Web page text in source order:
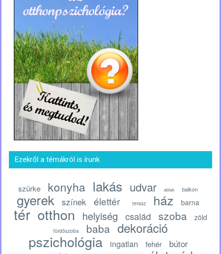
Ezekről a témákról is írunk
szürke konyha lakás udvar ablak balkon
gyerek színek élettér terasz ház barna
tér otthon helyiség család szoba zöld
fürdőszoba baba dekoráció
pszichológia ingatlan fehér bútor